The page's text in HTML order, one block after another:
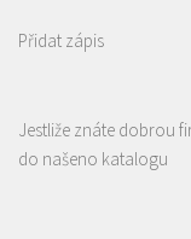
4.50(1 recenze)
Piva a Pivotéky
Přidat zápis
Jestliže znáte dobrou
do našeno katalogu